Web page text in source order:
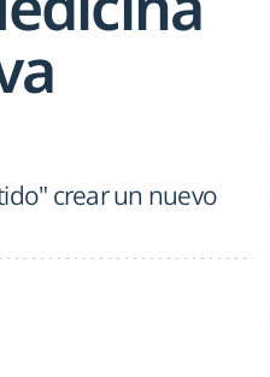
crear un nuevo